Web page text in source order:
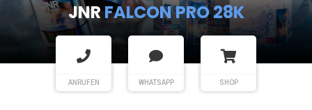
JNRSHISHA HOOKAH MAX
ANRUFEN WHATSAPP SHOP